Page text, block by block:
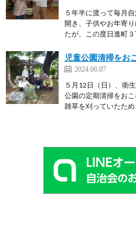
５年半に渡って毎月
開き、子供やお年寄
たが、この度日進町
児童公園清掃をお
2024.06.07
５月12日（日）、衛
公園の定期清掃をお
雑草を刈っていたた